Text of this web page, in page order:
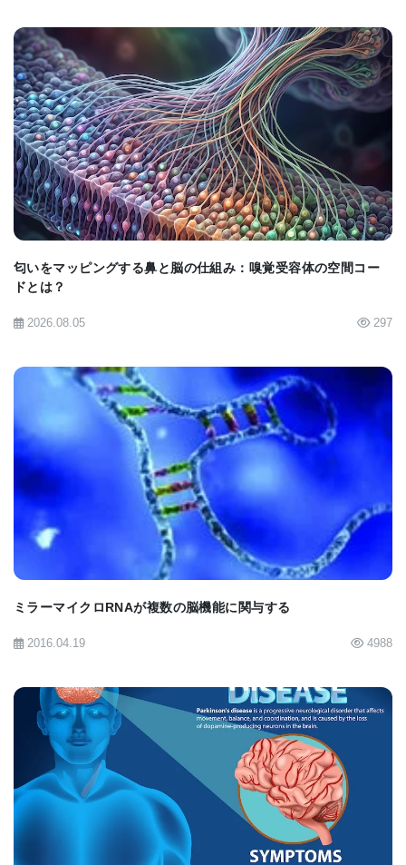
という動物の名前をもらっている。この領域は情報
を処理、保存、再生する上で重要な役割を担ってい
る。
Dr. Fanselowは、「海馬は、卒中や酸素欠乏などに
よる損傷を非常に受けやすい領域でアルツハイマー
病でもこの領域の劣化が見られる。これまで、私た
ていたが、この研究成果から、他の領域が海馬の機
能を引き継ぐことも、またまったく新しい脳神経回
る。また、Zelikowsky氏は、「前頭葉皮質の小領域
がそれぞれ異なるやり方で補償するのが興味深い。
下辺縁皮質と呼ばれる小領域はその活動を停止し、
前辺縁皮質と呼ばれる小領域はその活動を活発にす
る。
このような脳の可塑性を制御して卒中患者やアルツ
ハイマー病患者を助ける場合には、行動学的にし
ろ、薬理学的にしろ、何らかの方法でこの活動停止
や活動昂進などを正しく制御する方法を見つけなけ
はならないことは明らかで、脳はニューロンの異な
る部分の活動を停止したり、促進したりすることで
機能している。記憶を形成する際には何が重要で何
がそうでないかを見極めなければならない」と述べ
ている。
BIOMARKET JP
匂いをマッピングする鼻と脳の仕組み：嗅覚受容体の空間コー
ドとは？
2026.08.05 297
BIOMARKET JP
ミラーマイクロRNAが複数の脳機能に関与する
2016.04.19 4988
BIOMARKET JP